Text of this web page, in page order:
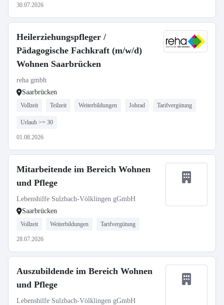
30.07.2026
Heilerziehungspfleger /
Pädagogische Fachkraft (m/w/d)
Wohnen Saarbrücken
reha gmbh
Saarbrücken
Vollzeit Teilzeit Weiterbildungen Jobrad Tarifvergütung
Urlaub >= 30
01.08.2026
Mitarbeitende im Bereich Wohnen
und Pflege
Lebenshilfe Sulzbach-Völklingen gGmbH
Saarbrücken
Vollzeit Weiterbildungen Tarifvergütung
28.07.2026
Auszubildende im Bereich Wohnen
und Pflege
Lebenshilfe Sulzbach-Völklingen gGmbH